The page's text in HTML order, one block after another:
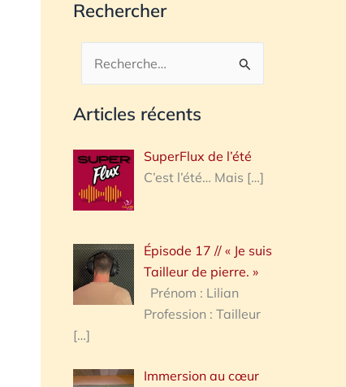
Rechercher
Rechercher :
Articles récents
SuperFlux de l’été
C’est l’été… Mais […]
Épisode 17 // « Je suis
Tailleur de pierre. »
Prénom : Lilian
Profession : Tailleur
[…]
Immersion au cœur